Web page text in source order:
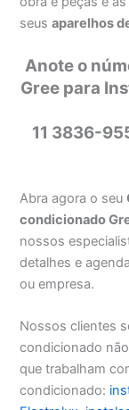
seusaparelhos
Anote o
Gree para
11 3836-
Abra agora o seu
condicionado
nossos
detalhes e
ou empresa.
Nossos clientes
condicionado
que trabalham
condicionado: